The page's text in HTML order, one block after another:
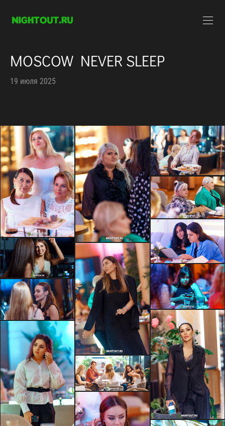
MOSCOW NEVER SLEEP
19 июля 2025